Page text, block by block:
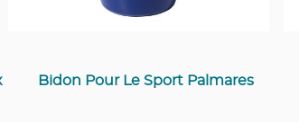
Bidon Pour Le Sport Palmares